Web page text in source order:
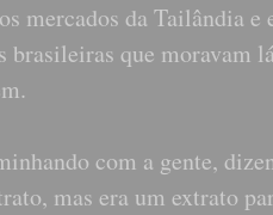
mercados da Tailândia
brasileiras que moravam
com a gente,
mas era um extrato